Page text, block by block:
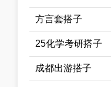
方言套搭子
25化学考研搭子
成都出游搭子